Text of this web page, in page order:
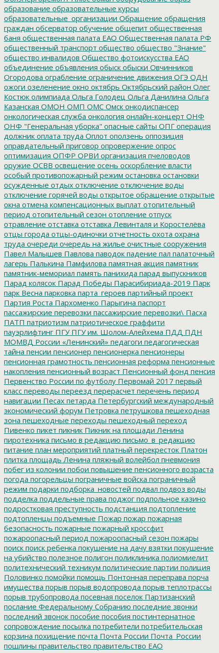
образование образовательные курсы
образовательные_организации Обращение обращения
граждан обсерватор обучение общепит общественная
баня общественная палата ЕАО Общественная палата РФ
общественный транспорт общество общество "Знание"
общество инвалидов Общество фотоискусства ЕАО
объединение объявления обыск обыски Овчинников
Огородова ограбление ограничение движения ОГЭ ОДН
ожоги озеленение окно октябрь Октябрьский район Олег
Костюк олимпиада Ольга Голодец Ольга Данилина Ольга
Казанская ОМОН ОМП ОМС Омск онкодиспансер
онкологическая служба онкология онлайн-концерт ОНФ
ОНФ "Генеральная уборка" опасные сайты ОПГ операция
должник оплата труда Оплот оползень оппозиция
оправдательный приговор опровержение опрос
оптимизация ОПФР ОРВИ организация пчеловодов
оружие ОСВВ освещение осень оскорбление власти
особый противопожарный режим остановка остановки
осужденные отдых отключение отключение воды
отключение горячей воды открытое обращение открытые
окна отмена компенсационных выплат отопительный
период отопительный сезон отопление отпуск
отравление отставка отставка Левинталя и Коростелёва
отцы города отцы-одиночки отчетность охота охрана
труда очереди очередь на жилье очистные сооружения
Павел Малышев Павлова паводок падение пал палаточный
лагерь Палькина Памфилова памятная акция памятник
памятник-мемориал память панихида парад выпускников
Парад колясок Парад Победы Парасибириада-2019 Парк
парк Весна парковка парта_героев партийный проект
Партия Роста Пархоменко Парыгина паспорт
пассажирские перевозки пассажирские перевозки\ Пасха
ПАТП патриотизм патриотическое граффити
пауэрлифтинг ПГУПГУ им. Шолом-Алейхема ПДД ПДН
МОМВД России «Ленинский» педагоги педагогическая
тайна пенсии пенсионер пенсионерка пенсионеры
пенсионная грамотность пенсионная реформа пенсионные
накопления пенсионный возраст Пенсионный фонд пенсия
Первенство России по футболу Первомай 2017 первый
класс переводы переезд перерасчет перечень период
навигации Песах петарда Петербургский международный
экономический форум Петровка петрушкова пешеходная
зона пешеходные переходы пешеходный переход
Пивенко пикет пикник Пикник на площади Ленина
пиротехника письмо в редакцию письмо_в_редакцию
питание план мероприятий платный перекресток Платон
плитка площадь Ленина пляжный волейбол пневмония
побег из колонии побои повышение пенсионного возраста
погода погорельцы пограничные войска пограничный
режим подарки подборка_новостей подвал подвоз воды
подделка поддельные права поджог подпольное казино
подростковая преступность подстанция подтопление
подтопленцы подъемные Пожар пожар пожарная
безопасность пожарные пожарный кроссфит
пожароопасный период пожароопасный сезон пожары
поиск поиск ребенка покушение на дачу взятки покушение
на убийство полезное полигон поликлиника полиомиелит
политехнический техникум политические партии полиция
Половинко помойки помощь Понтонная переправа порча
имущества порыв порыв водопровода порыв теплотрассы
порыв трубопровода посевная поселок Партизанский
послание Федеральному Собранию последние звонки
последний звонок пособие пособия постинтернатное
сопровождение посылка потребители потребительская
корзина похищение почта Почта России Почта_России
пошлины правительство правительство ЕАО